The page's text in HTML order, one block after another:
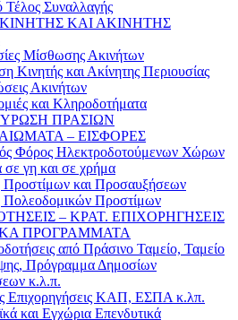
Τέλος Συναλλαγής
ΚΙΝΗΤΗΣ ΚΑΙ ΑΚΙΝΗΤΗΣ
Μίσθωσης Ακινήτων
Κινητής και Ακίνητης Περιουσίας
Ακινήτων
και Κληροδοτήματα
ΠΡΑΣΙΩΝ
– ΕΙΣΦΟΡΕΣ
Φόρος Ηλεκτροδοτούμενων Χώρων
σε γη και σε χρήμα
Προστίμων και Προσαυξήσεων
Πολεοδομικών Προστίμων
– ΚΡΑΤ. ΕΠΙΧΟΡΗΓΗΣΕΙΣ
ΠΡΟΓΡΑΜΜΑΤΑ
από Πράσινο Ταμείο, Ταμείο
Πρόγραμμα Δημοσίων
κ.λ.π.
Επιχορηγήσεις ΚΑΠ, ΕΣΠΑ κ.λπ.
και Εγχώρια Επενδυτικά